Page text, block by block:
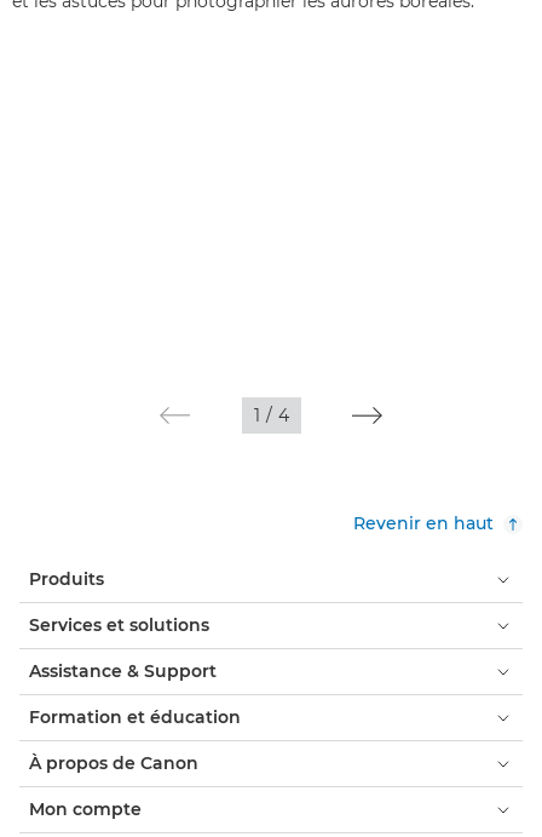
1 / 4
Revenir en haut
Produits
Services et solutions
Assistance & Support
Formation et éducation
À propos de Canon
Mon compte